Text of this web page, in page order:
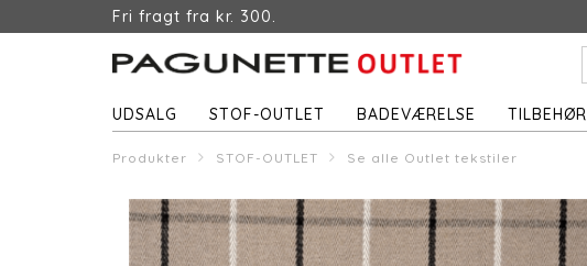
Fri fragt fra kr. 300.
UDSALG STOF-OUTLET BADEVÆRELSE TILBEHØR
Produkter STOF-OUTLET Se alle Outlet tekstiler